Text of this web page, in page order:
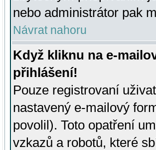
nebo administrátor pak
Návrat nahoru
Když kliknu na e-
přihlášení!
Pouze registrovaní
nastavený e-mailový
povolil). Toto opatření
vzkazů a robotů, které